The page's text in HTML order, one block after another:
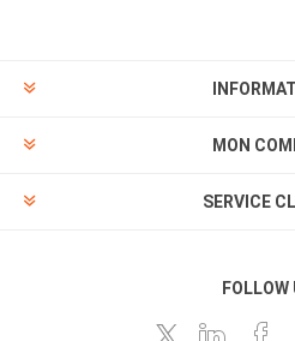
MON
SERVICE
FOLLOW